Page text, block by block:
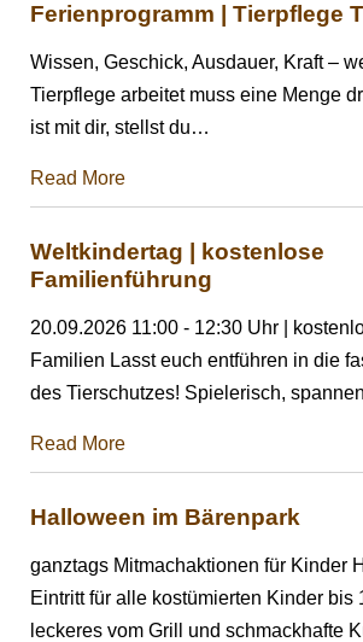
Ferienprogramm | Tierpflege
Wissen, Geschick, Ausdauer, Kraft –
Tierpflege arbeitet muss eine Menge
ist mit dir, stellst du…
Read More
Weltkindertag | kostenlose
Familienführung
20.09.2026 11:00 - 12:30 Uhr |
Familien Lasst euch entführen in die
des Tierschutzes! Spielerisch,
Read More
Halloween im Bärenpark
ganztags Mitmachaktionen für Kinder
Eintritt für alle kostümierten Kinder bis
leckeres vom Grill und schmackhafte